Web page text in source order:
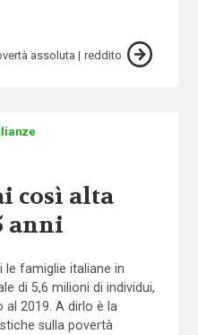
assoluta reddito
così alta
anni
le famiglie italiane in
di 5,6 milioni di individui,
al 2019. A dirlo è la
sulla povertà